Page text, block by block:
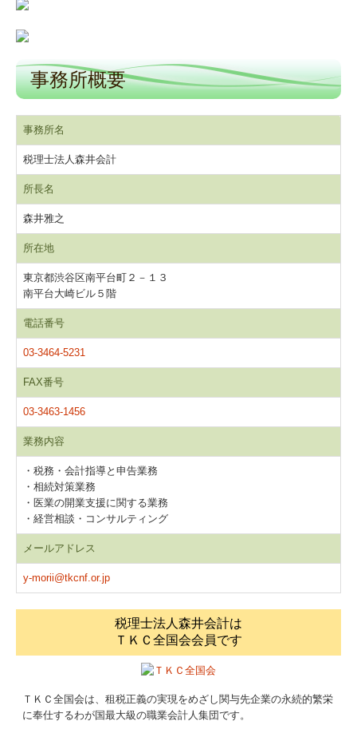
事務所概要
事務所名
税理士法人森井会計
所長名
森井雅之
所在地
東京都渋谷区南平台町２－１３
南平台大崎ビル５階
電話番号
03-3464-5231
FAX番号
03-3463-1456
業務内容
・税務・会計指導と申告業務
・相続対策業務
・医業の開業支援に関する業務
・経営相談・コンサルティング
メールアドレス
y-morii@tkcnf.or.jp
税理士法人森井会計は
ＴＫＣ全国会会員です
ＴＫＣ全国会は、租税正義の実現をめざし関与先企業の永続的繁栄
に奉仕するわが国最大級の職業会計人集団です。